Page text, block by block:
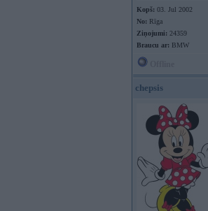
Kopš: 03. Jul 2002
No: Rīga
Ziņojumi: 24359
Braucu ar: BMW
chepsis